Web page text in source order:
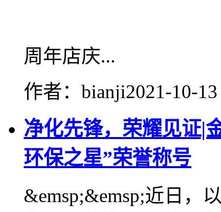
周年店庆...
作者：bianji2021-10-
净化先锋，荣耀见证|
环保之星”荣誉称号
&emsp;&emsp;近日，